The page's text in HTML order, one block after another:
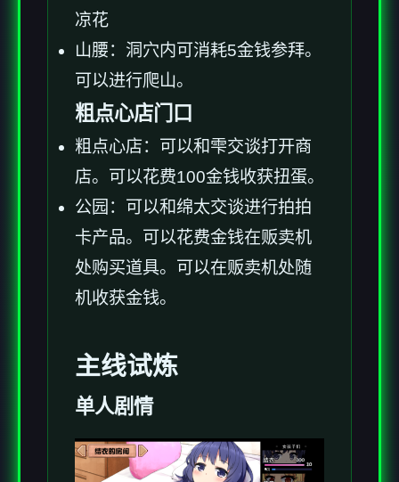
凉花
山腰：洞穴内可消耗5金钱参拜。
可以进行爬山。
粗点心店门口
粗点心店：可以和雫交谈打开商
店。可以花费100金钱收获扭蛋。
公园：可以和绵太交谈进行拍拍
卡产品。可以花费金钱在贩卖机
处购买道具。可以在贩卖机处随
机收获金钱。
主线试炼
单人剧情